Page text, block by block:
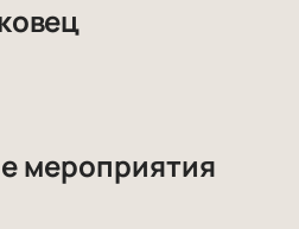
мероприятия